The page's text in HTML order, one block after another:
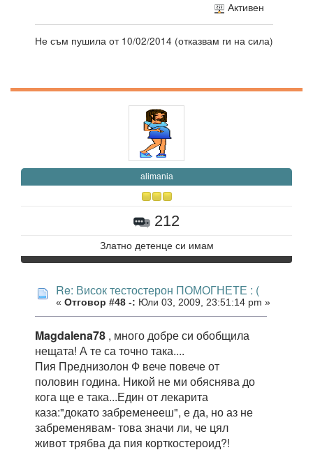
Активен
Не съм пушила от 10/02/2014 (отказвам ги на сила)
alimania
212
Златно детенце си имам
Re: Висок тестостерон ПОМОГНЕТЕ : (
« Отговор #48 -: Юли 03, 2009, 23:51:14 pm »
Magdalena78 , много добре си обобщила
нещата! А те са точно така....
Пия Преднизолон Ф вече повече от
половин година. Никой не ми обяснява до
кога ще е така...Един от лекарита
каза:"докато забременееш", е да, но аз не
забременявам- това значи ли, че цял
живот трябва да пия корткостероид?!